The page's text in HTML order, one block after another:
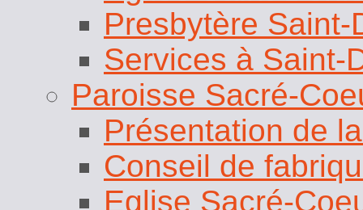
Services à Saint-
Paroisse Sacré-
Présentation de
Conseil de
Eglise Sacré-